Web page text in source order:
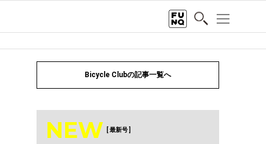
Bicycle Clubの記事一覧へ
NEW [ 最新号 ]